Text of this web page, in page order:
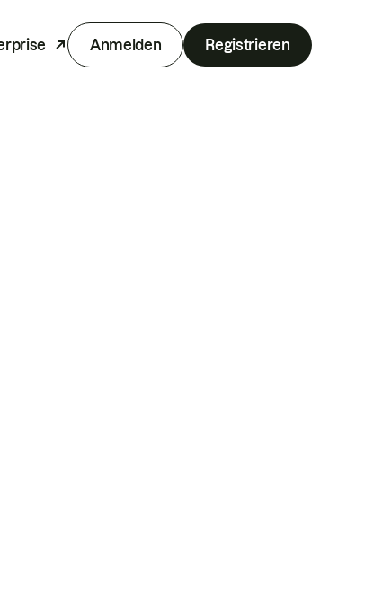
Anmelden Registrieren